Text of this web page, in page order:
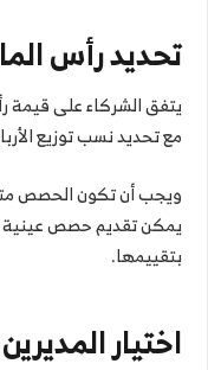
تحديد رأس
يتفق الشركاء على
مع تحديد نسب توزيع
ويجب أن تكون الحصص
يمكن تقديم حصص عينية
بتقييمها.
اختيار المديرين